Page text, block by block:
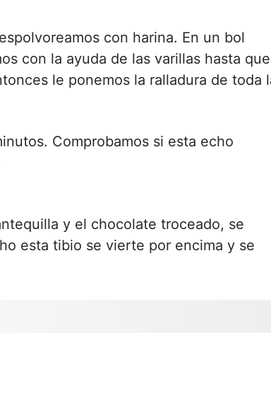
con harina. En un bol
con la ayuda de las varillas hasta que
le ponemos la ralladura de toda
Comprobamos si esta echo
y el chocolate troceado, se
esta tibio se vierte por encima y se